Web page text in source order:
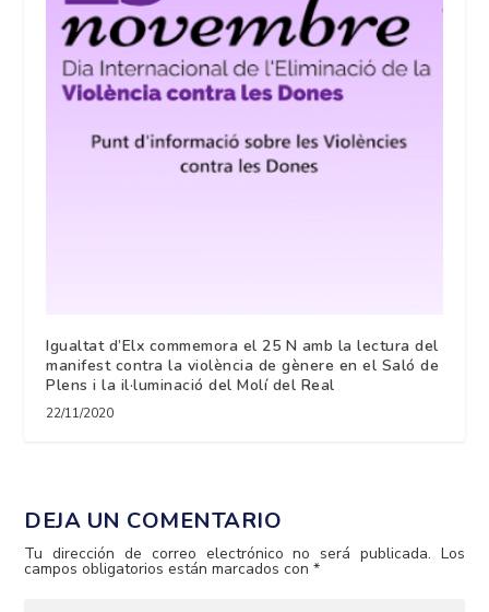
Igualtat d’Elx commemora el 25 N amb la lectura del
manifest contra la violència de gènere en el Saló de
Plens i la il·luminació del Molí del Real
22/11/2020
DEJA UN COMENTARIO
Tu dirección de correo electrónico no será publicada. Los
campos obligatorios están marcados con*